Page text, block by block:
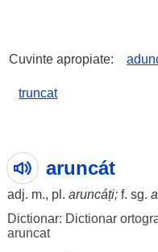
Cuvinte apropiate:
truncat
aruncát
adj. m., pl. aruncáți; f. sg.
Dictionar: Dictionar
aruncat